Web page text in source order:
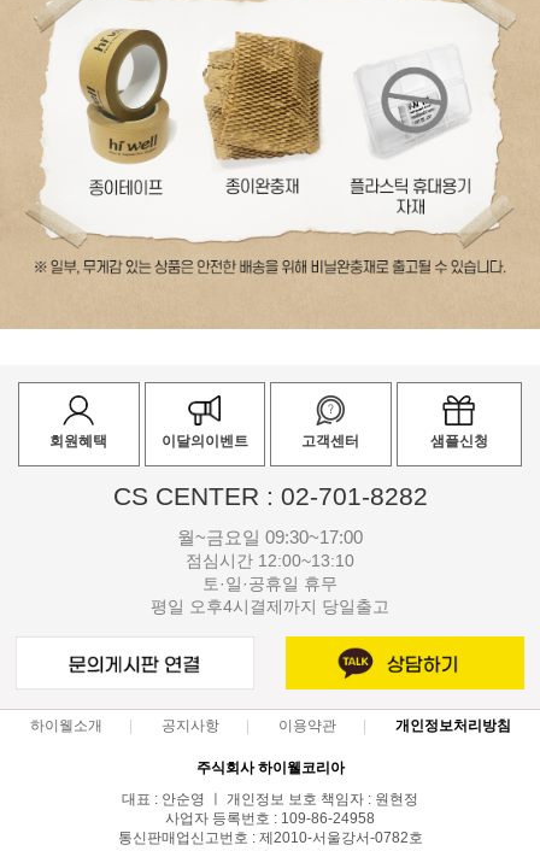
회원혜택 이달의이벤트 고객센터 샘플신청
CS CENTER : 02-701-8282
월~금요일 09:30~17:00
점심시간 12:00~13:10
토·일·공휴일 휴무
평일 오후4시결제까지 당일출고
하이웰소개 공지사항 이용약관 개인정보처리방침
주식회사 하이웰코리아
대표 : 안순영 ㅣ 개인정보 보호 책임자 : 원현정
사업자 등록번호 : 109-86-24958
통신판매업신고번호 : 제2010-서울강서-0782호